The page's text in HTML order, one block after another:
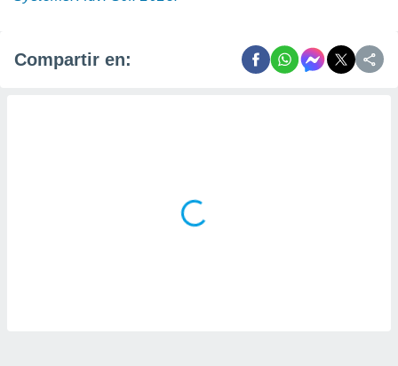
Compartir en: